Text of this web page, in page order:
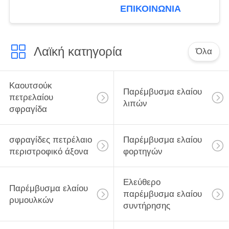
φορτηγό
ΕΠΙΚΟΙΝΩΝΙΑ
Λαϊκή κατηγορία Όλα
Καουτσούκ
πετρελαίου
σφραγίδα
Παρέμβυσμα ελαίου
λιπών
σφραγίδες πετρέλαιο
περιστροφικό άξονα
Παρέμβυσμα ελαίου
φορτηγών
Παρέμβυσμα ελαίου
ρυμουλκών
Ελεύθερο
παρέμβυσμα ελαίου
συντήρησης